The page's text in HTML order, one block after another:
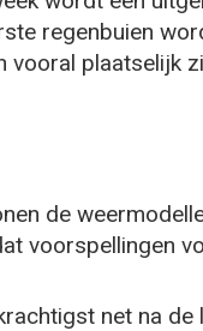
regenbuien
vooral plaatselijk
de
voorspellingen
net na